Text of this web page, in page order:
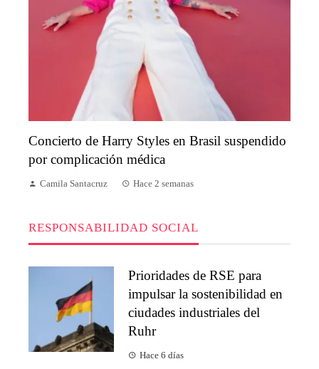
Concierto de Harry Styles en Brasil suspendido
por complicación médica
Camila Santacruz Hace 2 semanas
RESPONSABILIDAD SOCIAL
Prioridades de RSE para
impulsar la sostenibilidad en
ciudades industriales del
Ruhr
Hace 6 días